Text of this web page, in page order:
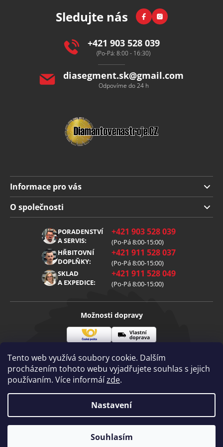
Tento web využívá soubory cookie. Dalším
procházením tohoto webu vyjadřujete souhlas s jejich
používaním. Více informáízde.
Nastavení
Souhlasím
Sledujte nás FacebookInstagram
+421 903 528 039
(Po-Pá: 8:00 - 16:30)
diasegment.sk@gmail.com
Odpovíme do 24 h
Informace pro vás
Doprava a platba
Obchodní podmínky
Reklamace
Zpracování osobních údajů
O společnosti
PORADENSTVÍ
A SERVIS:
+421 903 528 039
(Po-Pá 8:00-15:00)
HŘBITOVNÍ
DOPLŇKY:
+421 911 528 037
(Po-Pá 8:00-15:00)
SKLAD
A EXPEDICE:
+421 911 528 049
(Po-Pá 8:00-15:00)
Možnosti dopravy
pošta
doprava
Visa Mastercard
Vytvořil Shoptet | mime digital
Copyright 2026
Diamantovenastroje.cz. Všechna práva
vyhrazena.